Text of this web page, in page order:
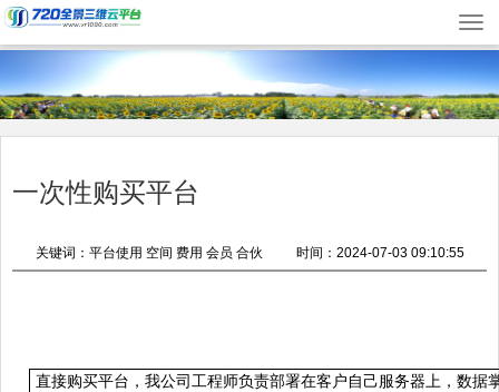
切
换
航
一次性购买平台
关键词：平台使用 空间 费用 会员 合伙 时间：2024-07-03 09:10:55
直接购买平台，我公司工程师负责部署在客户自己服务器上，数据